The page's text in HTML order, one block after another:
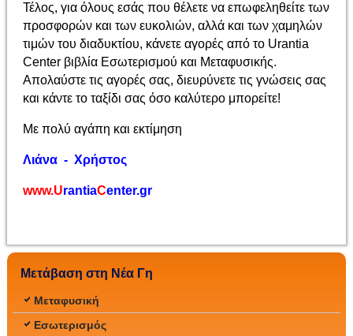
Τέλος, για όλους εσάς που θέλετε να επωφεληθείτε των
προσφορών και των ευκολιών, αλλά και των χαμηλών
τιμών του διαδυκτίου, κάνετε αγορές από το Urantia
Center βιβλία Εσωτερισμού και Μεταφυσικής.
Απολαύστε τις αγορές σας, διευρύνετε τις γνώσεις σας
και κάντε το ταξίδι σας όσο καλύτερο μπορείτε!
Με πολύ αγάπη και εκτίμηση
Λιάνα - Χρήστος
www.UrantiaCenter.gr
Μετάβαση στη Νέα Γη
Μεταφυσική
Εσωτερισμός